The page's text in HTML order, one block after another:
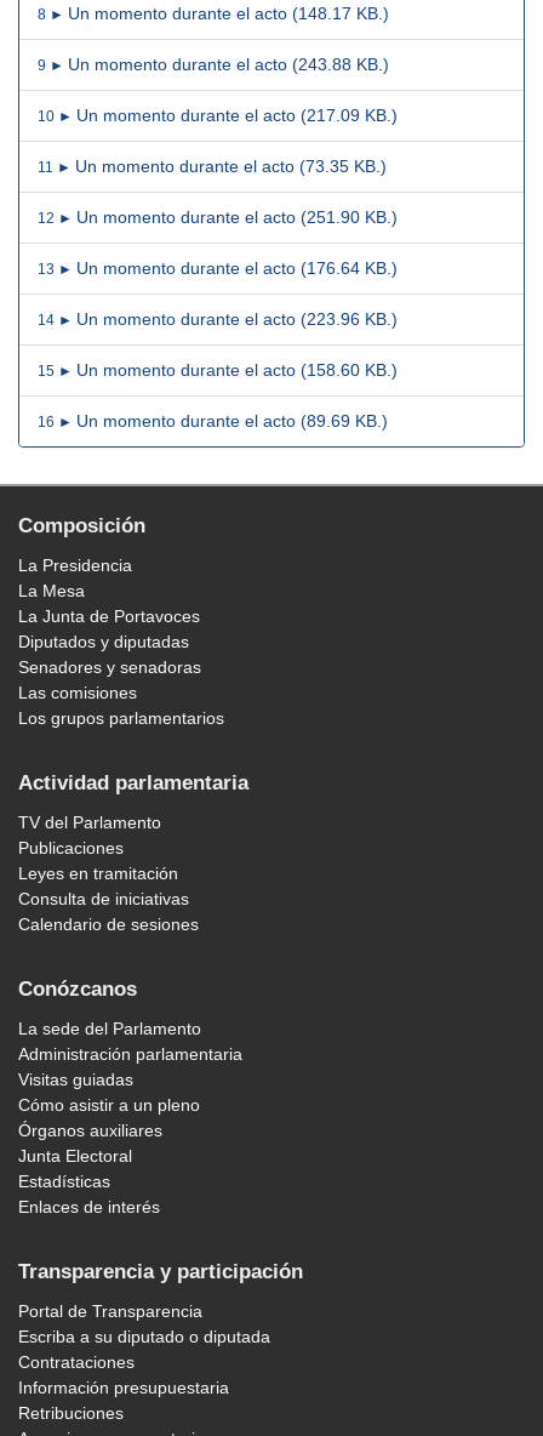
8 ► Un momento durante el acto (148.17 KB.)
9 ► Un momento durante el acto (243.88 KB.)
10 ► Un momento durante el acto (217.09 KB.)
11 ► Un momento durante el acto (73.35 KB.)
12 ► Un momento durante el acto (251.90 KB.)
13 ► Un momento durante el acto (176.64 KB.)
14 ► Un momento durante el acto (223.96 KB.)
15 ► Un momento durante el acto (158.60 KB.)
16 ► Un momento durante el acto (89.69 KB.)
Composición
La Presidencia
La Mesa
La Junta de Portavoces
Diputados y diputadas
Senadores y senadoras
Las comisiones
Los grupos parlamentarios
Actividad parlamentaria
TV del Parlamento
Publicaciones
Leyes en tramitación
Consulta de iniciativas
Calendario de sesiones
Conózcanos
La sede del Parlamento
Administración parlamentaria
Visitas guiadas
Cómo asistir a un pleno
Órganos auxiliares
Junta Electoral
Estadísticas
Enlaces de interés
Transparencia y participación
Portal de Transparencia
Escriba a su diputado o diputada
Contrataciones
Información presupuestaria
Retribuciones